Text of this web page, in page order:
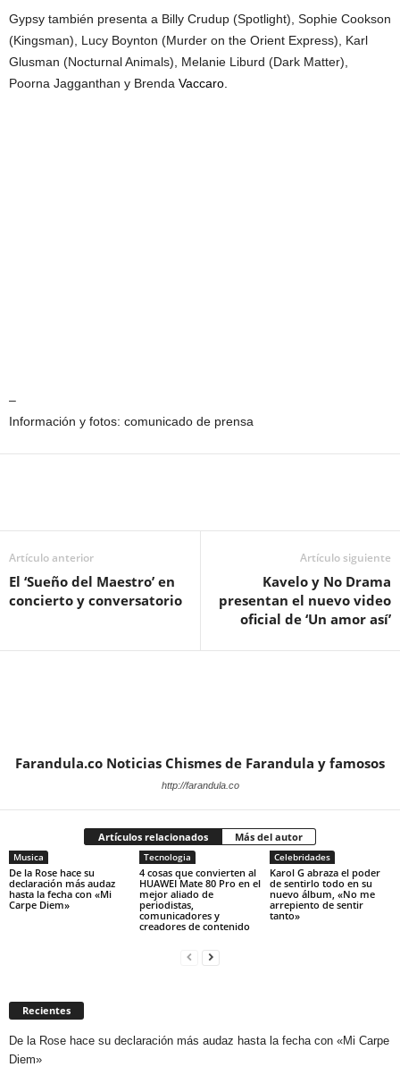
Gypsy también presenta a Billy Crudup (Spotlight), Sophie Cookson
(Kingsman), Lucy Boynton (Murder on the Orient Express), Karl
Glusman (Nocturnal Animals), Melanie Liburd (Dark Matter),
Poorna Jagganthan y Brenda Vaccaro.
–
Información y fotos: comunicado de prensa
Artículo anterior
El ‘Sueño del Maestro’ en
concierto y conversatorio
Artículo siguiente
Kavelo y No Drama
presentan el nuevo video
oficial de ‘Un amor así’
Farandula.co Noticias Chismes de Farandula y famosos
http://farandula.co
Artículos relacionados Más del autor
Musica
De la Rose hace su
declaración más audaz
hasta la fecha con «Mi
Carpe Diem»
Tecnologia
4 cosas que convierten al
HUAWEI Mate 80 Pro en el
mejor aliado de
periodistas,
comunicadores y
creadores de contenido
Celebridades
Karol G abraza el poder
de sentirlo todo en su
nuevo álbum, «No me
arrepiento de sentir
tanto»
Recientes
De la Rose hace su declaración más audaz hasta la fecha con «Mi Carpe
Diem»